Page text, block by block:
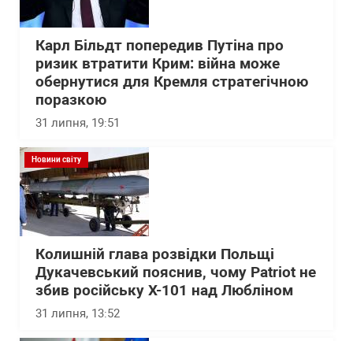
Карл Більдт попередив Путіна про
ризик втратити Крим: війна може
обернутися для Кремля стратегічною
поразкою
31 липня, 19:51
Новини світу
Колишній глава розвідки Польщі
Дукачевський пояснив, чому Patriot не
збив російську Х-101 над Любліном
31 липня, 13:52